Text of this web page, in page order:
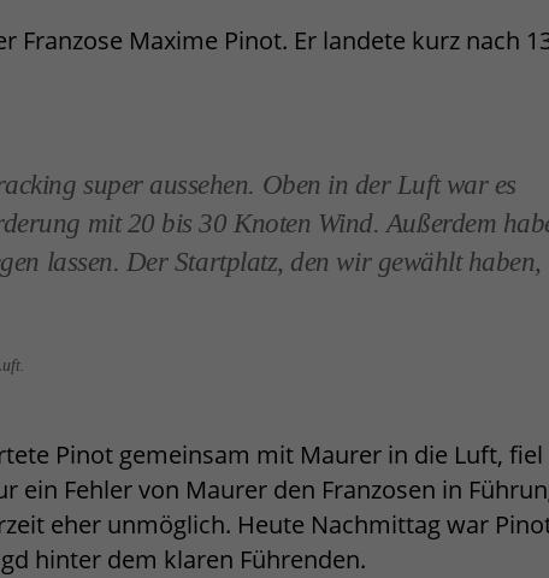
Franzose Maxime Pinot. Er landete kurz nach
super aussehen. Oben in der Luft war es
mit 20 bis 30 Knoten Wind. Außerdem
lassen. Der Startplatz, den wir gewählt haben,
Pinot gemeinsam mit Maurer in die Luft, fiel
ein Fehler von Maurer den Franzosen in
eher unmöglich. Heute Nachmittag war
hinter dem klaren Führenden.